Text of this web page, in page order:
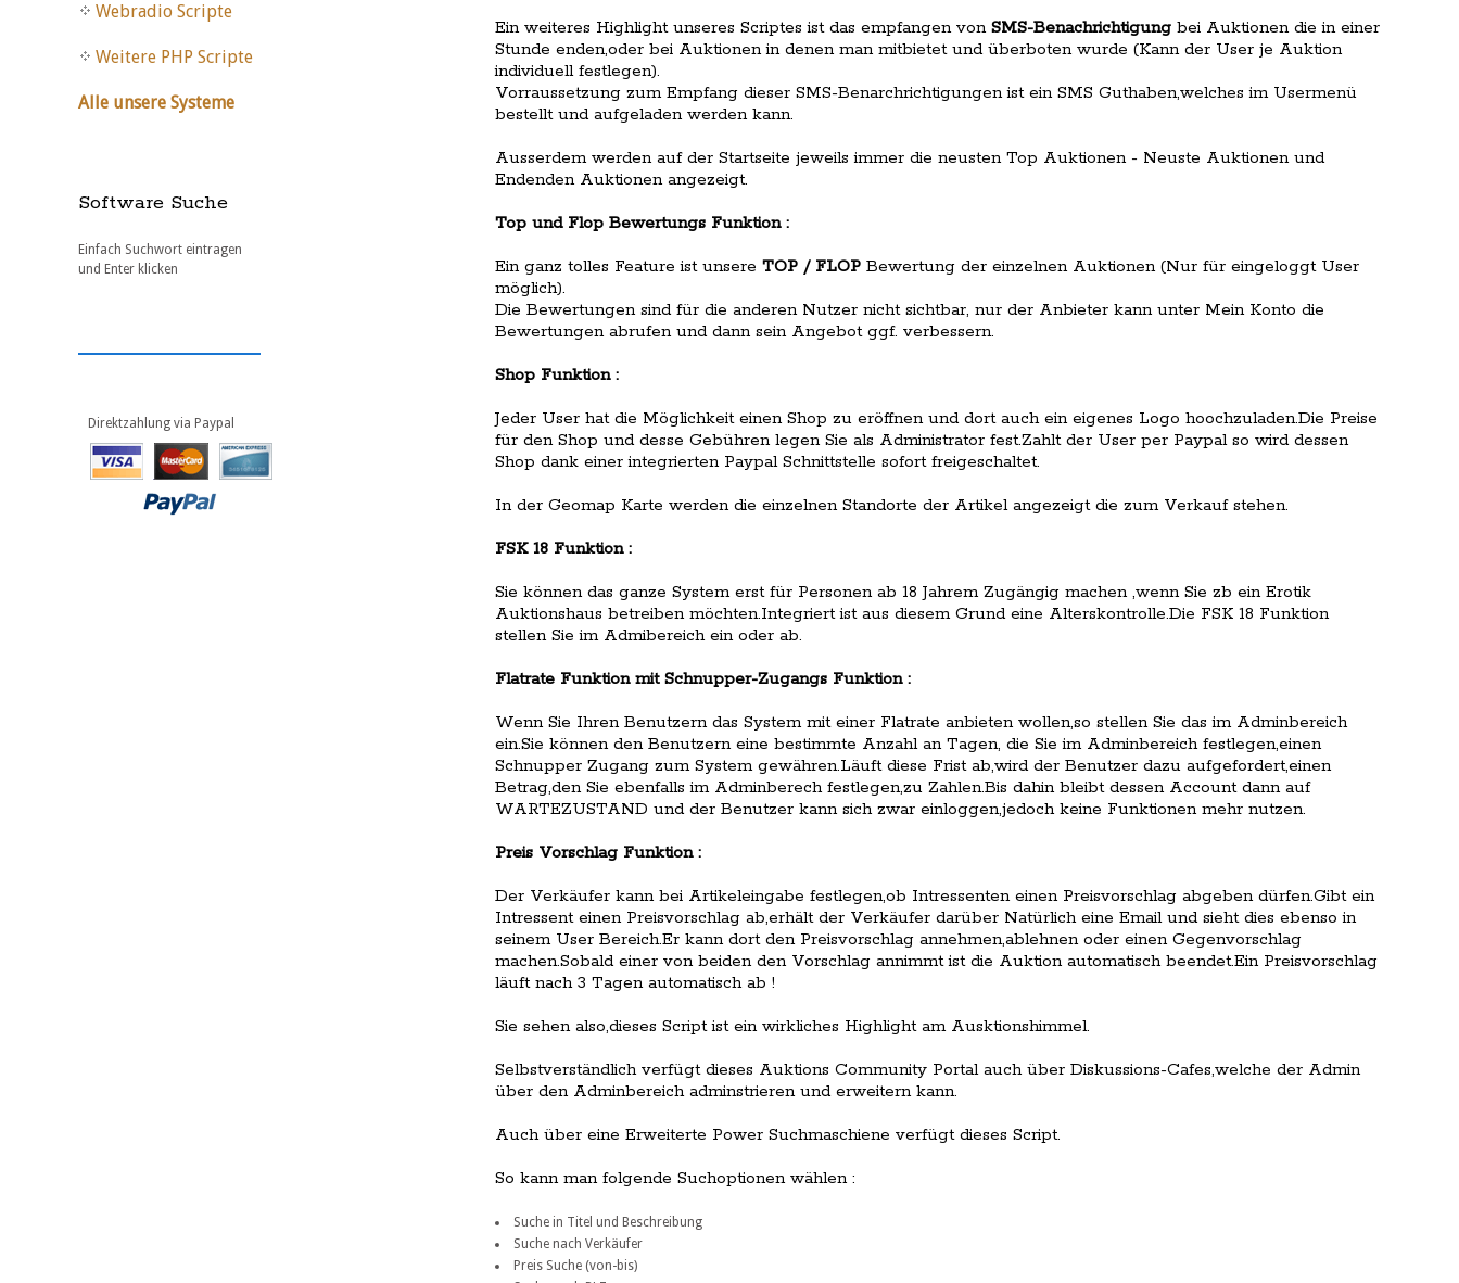
Ein weiteres Highlight unseres Scriptes ist das empfangen von SMS-Benachrichtigung bei Auktionen die in einer
Stunde enden,oder bei Auktionen in denen man mitbietet und überboten wurde (Kann der User je Auktion
individuell festlegen).
Vorraussetzung zum Empfang dieser SMS-Benarchrichtigungen ist ein SMS Guthaben,welches im Usermenü
bestellt und aufgeladen werden kann.
Ausserdem werden auf der Startseite jeweils immer die neusten Top Auktionen - Neuste Auktionen und
Endenden Auktionen angezeigt.
Top und Flop Bewertungs Funktion :
Ein ganz tolles Feature ist unsere TOP / FLOP Bewertung der einzelnen Auktionen (Nur für eingeloggt User
möglich).
Die Bewertungen sind für die anderen Nutzer nicht sichtbar, nur der Anbieter kann unter Mein Konto die
Bewertungen abrufen und dann sein Angebot ggf. verbessern.
Shop Funktion :
Jeder User hat die Möglichkeit einen Shop zu eröffnen und dort auch ein eigenes Logo hoochzuladen.Die Preise
für den Shop und desse Gebühren legen Sie als Administrator fest.Zahlt der User per Paypal so wird dessen
Shop dank einer integrierten Paypal Schnittstelle sofort freigeschaltet.
In der Geomap Karte werden die einzelnen Standorte der Artikel angezeigt die zum Verkauf stehen.
FSK 18 Funktion :
Sie können das ganze System erst für Personen ab 18 Jahrem Zugängig machen ,wenn Sie zb ein Erotik
Auktionshaus betreiben möchten.Integriert ist aus diesem Grund eine Alterskontrolle.Die FSK 18 Funktion
stellen Sie im Admibereich ein oder ab.
Flatrate Funktion mit Schnupper-Zugangs Funktion :
Wenn Sie Ihren Benutzern das System mit einer Flatrate anbieten wollen,so stellen Sie das im Adminbereich
ein.Sie können den Benutzern eine bestimmte Anzahl an Tagen, die Sie im Adminbereich festlegen,einen
Schnupper Zugang zum System gewähren.Läuft diese Frist ab,wird der Benutzer dazu aufgefordert,einen
Betrag,den Sie ebenfalls im Adminberech festlegen,zu Zahlen.Bis dahin bleibt dessen Account dann auf
WARTEZUSTAND und der Benutzer kann sich zwar einloggen,jedoch keine Funktionen mehr nutzen.
Preis Vorschlag Funktion :
Der Verkäufer kann bei Artikeleingabe festlegen,ob Intressenten einen Preisvorschlag abgeben dürfen.Gibt ein
Intressent einen Preisvorschlag ab,erhält der Verkäufer darüber Natürlich eine Email und sieht dies ebenso in
seinem User Bereich.Er kann dort den Preisvorschlag annehmen,ablehnen oder einen Gegenvorschlag
machen.Sobald einer von beiden den Vorschlag annimmt ist die Auktion automatisch beendet.Ein Preisvorschlag
läuft nach 3 Tagen automatisch ab !
Sie sehen also,dieses Script ist ein wirkliches Highlight am Ausktionshimmel.
Selbstverständlich verfügt dieses Auktions Community Portal auch über Diskussions-Cafes,welche der Admin
über den Adminbereich adminstrieren und erweitern kann.
Auch über eine Erweiterte Power Suchmaschiene verfügt dieses Script.
So kann man folgende Suchoptionen wählen :
Suche in Titel und Beschreibung
Suche nach Verkäufer
Preis Suche (von-bis)
Webradio Scripte
Weitere PHP Scripte
Alle unsere Systeme
Software Suche
Einfach Suchwort eintragen
und Enter klicken
Direktzahlung via Paypal